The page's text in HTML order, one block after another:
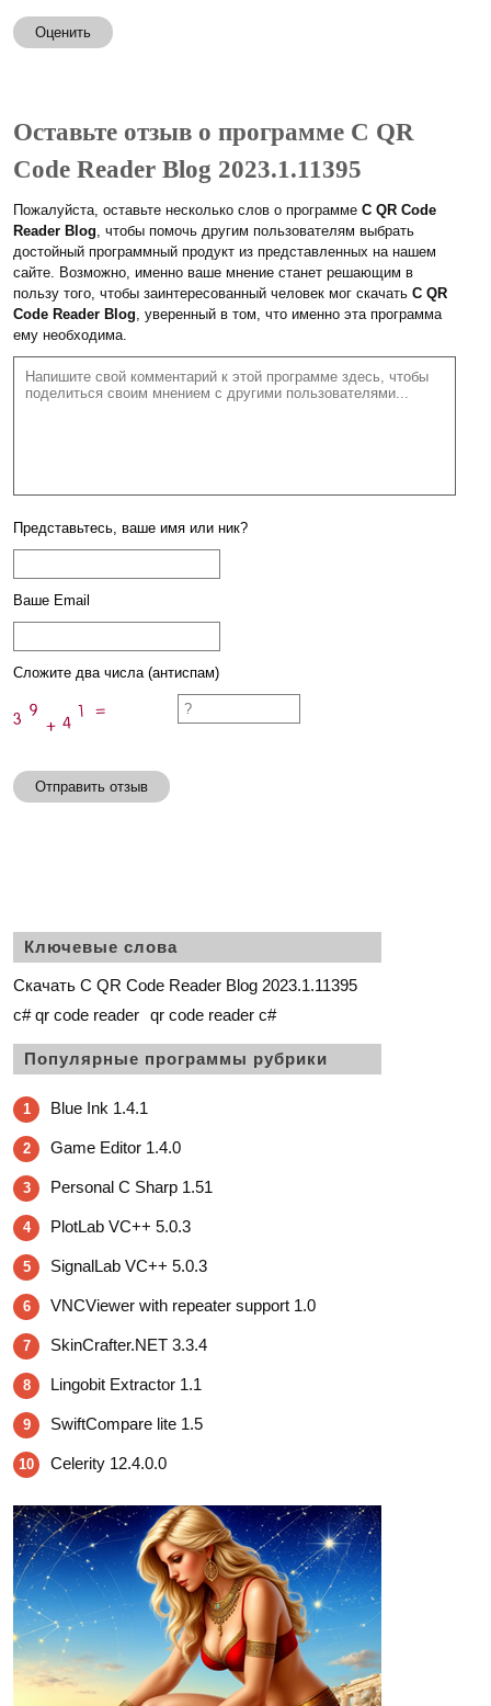
Оценить
Оставьте отзыв о программе C QR
Code Reader Blog 2023.1.11395
Пожалуйста, оставьте несколько слов о программе C QR Code
Reader Blog, чтобы помочь другим пользователям выбрать
достойный программный продукт из представленных на нашем
сайте. Возможно, именно ваше мнение станет решающим в
пользу того, чтобы заинтересованный человек мог скачать C QR
Code Reader Blog, уверенный в том, что именно эта программа
ему необходима.
Представьтесь, ваше имя или ник?
Ваше Email
Сложите два числа (антиспам)
Отправить отзыв
Ключевые слова
Скачать C QR Code Reader Blog 2023.1.11395
c# qr code reader qr code reader c#
Популярные программы рубрики
1 Blue Ink 1.4.1
2 Game Editor 1.4.0
3 Personal C Sharp 1.51
4 PlotLab VC++ 5.0.3
5 SignalLab VC++ 5.0.3
6 VNCViewer with repeater support 1.0
7 SkinCrafter.NET 3.3.4
8 Lingobit Extractor 1.1
9 SwiftCompare lite 1.5
10 Celerity 12.4.0.0